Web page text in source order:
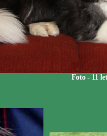
Foto - 11 let